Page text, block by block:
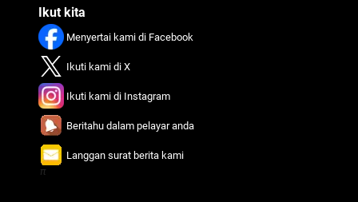
Ikut kita
Menyertai kami di Facebook
Ikuti kami di X
Ikuti kami di Instagram
Beritahu dalam pelayar anda
Langgan surat berita kami
π